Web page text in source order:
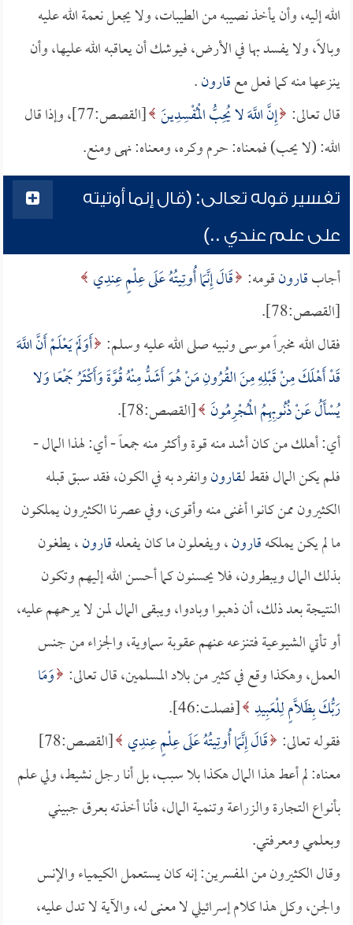
الله إليه، وأن يأخذ نصيبه من الطيبات، ولا يجعل نعمة الله عليه
وبالاً، ولا يفسد بها في الأرض، فيوشك أن يعاقبه الله عليها، وأن
ينزعها منه كما فعل معقارون.
قال تعالى: إِنَّ اللَّهَ لا يُحِبُّ الْمُفْسِدِينَ
[القصص:77]، وإذا قال
الله: (لا يحب) فمعناه: حرم وكره، ومعناه: نهى ومنع.
تفسير قوله تعالى: (قال إنما أوتيته
على علم عندي ..)
أجابقارونقومه: قَالَ إِنَّمَا أُوتِيتُهُ عَلَى عِلْمٍ عِندِي
[القصص:78].
فقال الله مخبراً موسى ونبيه صلى الله عليه وسلم: أَوَلَمْ يَعْلَمْ أَنَّ اللَّهَ
قَدْ أَهْلَكَ مِنْ قَبْلِهِ مِنَ القُرُونِ مَنْ هُوَ أَشَدُّ مِنْهُ قُوَّةً وَأَكْثَرُ جَمْعًا وَلا
يُسْأَلُ عَنْ ذُنُوبِهِمُ الْمُجْرِمُونَ [القصص:78].
أي: أهلك من كان أشد منه قوة وأكثر منه جمعاً - أي: لهذا المال -
فلم يكن المال فقط لـقارونوانفرد به في الكون، فقد سبق قبله
الكثيرون ممن كانوا أغنى منه وأقوى، وفي عصرنا الكثيرون يملكون
ما لم يكن يملكهقارون، ويفعلون ما كان يفعلهقارون، يطغون
بذلك المال ويبطرون، فلا يحسنون كما أحسن الله إليهم وتكون
النتيجة بعد ذلك، أن ذهبوا وبادوا، ويبقى المال لمن لا يرحمهم عليه،
أو تأتي الشيوعية فتنزعه عنهم عقوبة سماوية، والجزاء من جنس
العمل، وهكذا وقع في كثير من بلاد المسلمين، قال تعالى: وَمَا
رَبُّكَ بِظَلَّامٍ لِلْعَبِيدِ [فصلت:46].
فقوله تعالى: قَالَ إِنَّمَا أُوتِيتُهُ عَلَى عِلْمٍ عِندِي
[القصص:78]
معناه: لم أعط هذا المال هكذا بلا سبب، بل أنا رجل نشيط، ولي علم
بأنواع التجارة والزراعة وتنمية المال، فأنا أخذته بعرق جبيني
وبعلمي ومعرفتي.
وقال الكثيرون من المفسرين: إنه كان يستعمل الكيمياء والإنس
والجن، وكل هذا كلام إسرائيلي لا معنى له، والآية لا تدل عليه،